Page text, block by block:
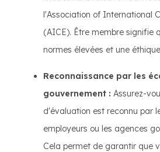
l'Association of International
(AICE). Être membre signifie
normes élevées et une
Reconnaissance par les
gouvernement : Assurez-
d'évaluation est reconnu par
employeurs ou les agences
Cela permet de garantir que